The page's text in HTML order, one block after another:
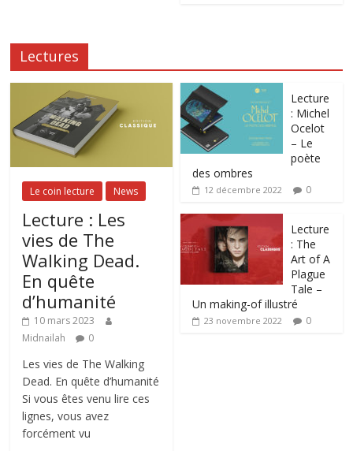
Lectures
Le coin lecture News
Lecture : Les
vies de The
Walking Dead.
En quête
d’humanité
10 mars 2023
Midnailah
0
Les vies de The Walking
Dead. En quête d’humanité
Si vous êtes venu lire ces
lignes, vous avez
forcément vu
Lecture
: Michel
Ocelot
– Le
poète
des ombres
12 décembre 2022 0
Lecture
: The
Art of A
Plague
Tale –
Un making-of illustré
23 novembre 2022 0